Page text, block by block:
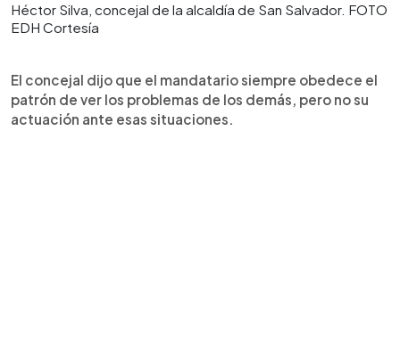
Héctor Silva, concejal de la alcaldía de San Salvador. FOTO
EDH Cortesía
El concejal dijo que el mandatario siempre obedece el
patrón de ver los problemas de los demás, pero no su
actuación ante esas situaciones.